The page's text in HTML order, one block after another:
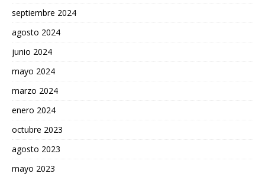
septiembre 2024
agosto 2024
junio 2024
mayo 2024
marzo 2024
enero 2024
octubre 2023
agosto 2023
mayo 2023